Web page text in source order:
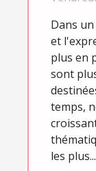
Dans
et
plus en
sont
temps,
les plus...